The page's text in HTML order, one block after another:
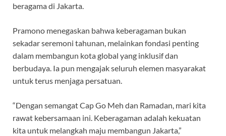
beragama di Jakarta.
Pramono menegaskan bahwa keberagaman bukan
sekadar seremoni tahunan, melainkan fondasi penting
dalam membangun kota global yang inklusif dan
berbudaya. Ia pun mengajak seluruh elemen masyarakat
untuk terus menjaga persatuan.
“Dengan semangat Cap Go Meh dan Ramadan, mari kita
rawat kebersamaan ini. Keberagaman adalah kekuatan
kita untuk melangkah maju membangun Jakarta,”